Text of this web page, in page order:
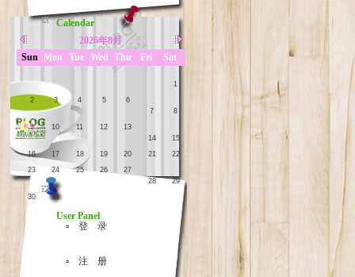
Calendar
2026年8月
Sun Mon Tue Wed Thu Fri Sat
1
2
3 4 5
6
7
8
9
10 11 12
13
14
15
16
17 18 19 20 21
22
23
24 25 26
27
28
29
30
31
User Panel
▫ 登 录
▫ 注 册